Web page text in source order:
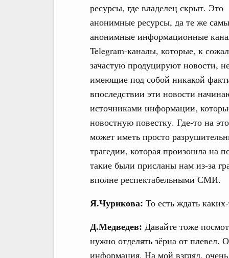
ресурсы, где владелец скрыт. Это
анонимные ресурсы, да те же
анонимные информационные
Telegram-каналы, которые, к
зачастую продуцируют новости,
имеющие под собой никакой
впоследствии эти новости
источниками информации,
новостную повестку. Где-то на
может иметь просто
трагедии, которая произошла на
такие были присланы нам из-за
вполне респектабельными СМИ.
Я.Чурикова: То есть ждать
Д.Медведев: Давайте тоже
нужно отделять зёрна от плевел.
информация. На мой взгляд,